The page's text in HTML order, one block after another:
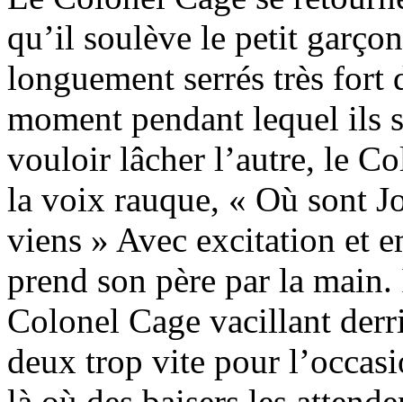
qu’il soulève le petit
longuement serrés très fort
moment pendant lequel ils
vouloir lâcher l’autre, le
la voix rauque, « Où sont
viens » Avec excitation et
prend son père par la
Colonel Cage vacillant
deux trop vite pour